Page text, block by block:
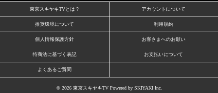
東京スキヤキTVとは？ アカウントについて
推奨環境について 利用規約
個人情報保護方針 お客さまへのお願い
特商法に基づく表記 お支払いについて
よくあるご質問
© 2026 東京スキヤキTV Powered by SKIYAKI Inc.